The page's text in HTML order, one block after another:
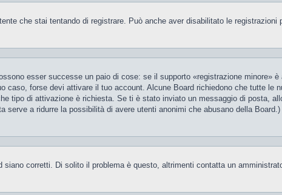
che stai tentando di registrare. Può anche aver disabilitato le registrazioni
esser successe un paio di cose: se il supporto «registrazione minore»
forse devi attivare il tuo account. Alcune Board richiedono che tutte le
tipo di attivazione è richiesta. Se ti è stato inviato un messaggio di posta,
a ridurre la possibilità di avere utenti anonimi che abusano della
corretti. Di solito il problema è questo, altrimenti contatta un